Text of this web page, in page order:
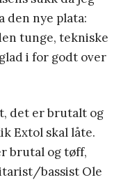
den nye plata:
tunge, tekniske
i for godt over
det er brutalt og
Extol skal låte.
brutal og tøff,
bassist Ole